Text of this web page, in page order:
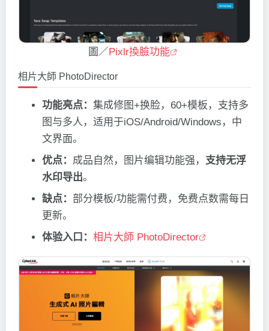
圖／Pixlr換臉功能
相片大師 PhotoDirector
功能亮点： 集成修图+换脸，60+模板，支持多
图与多人，适用于iOS/Android/Windows，中
文界面。
优点： 成品自然，图片编辑功能强， 支持无浮
水印导出。
缺点： 部分模板/功能需付费，免费点数需每日
更新。
体验入口： 相片大師 PhotoDirector